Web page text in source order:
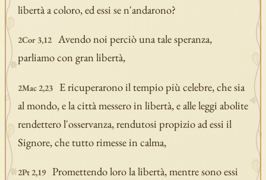
libertà a coloro, ed essi se n'andarono?
2Cor 3,12
Avendo noi perciò una tale speranza,
parliamo con gran libertà,
2Mac 2,23
E ricuperarono il tempio più celebre, che sia
al mondo, e la città messero in libertà, e alle leggi abolite
rendettero l'osservanza, rendutosi propizio ad essi il
Signore, che tutto rimesse in calma,
2Pt 2,19
Promettendo loro la libertà, mentre sono essi